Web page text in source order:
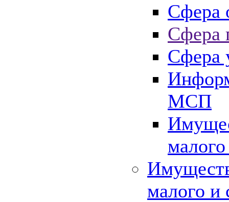
Сфера
Сфера
Сфера
МСП
малого и